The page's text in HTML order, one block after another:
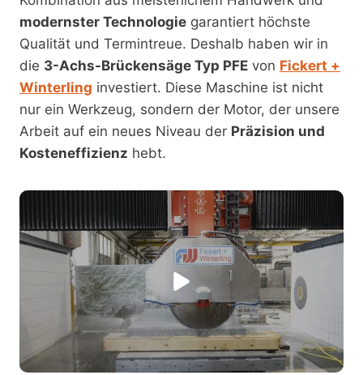
modernster Technologie garantiert höchste
Qualität und Termintreue. Deshalb haben wir in
die 3-Achs-Brückensäge Typ PFE von Fickert +
Winterling investiert. Diese Maschine ist nicht
nur ein Werkzeug, sondern der Motor, der unsere
Arbeit auf ein neues Niveau der Präzision und
Kosteneffizienz hebt.